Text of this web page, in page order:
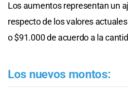
Los aumentos representan un
respecto de los valores
o $91.000 de acuerdo a la
Los nuevos montos: